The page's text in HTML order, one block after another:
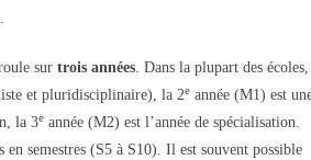
sur trois années. Dans la plupart des
et pluridisciplinaire), la 2e année (M1) est
la 3e année (M2) est l’année de spécialisation.
en semestres (S5 à S10). Il est souvent possible